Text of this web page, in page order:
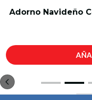
Adorno Navideño